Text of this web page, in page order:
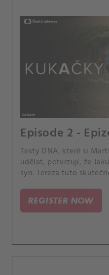
Episode 2 -
Testy DNA, které si
udělat, potvrzují, že
syn. Tereza tuto
REGISTER NOW